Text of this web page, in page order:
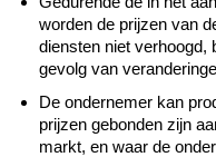
worden de prijzen van
diensten niet verhoogd,
gevolg van
De ondernemer kan
prijzen gebonden zijn
markt, en waar de